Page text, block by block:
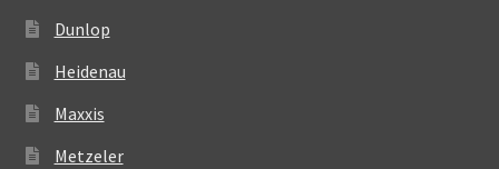
Dunlop
Heidenau
Maxxis
Metzeler